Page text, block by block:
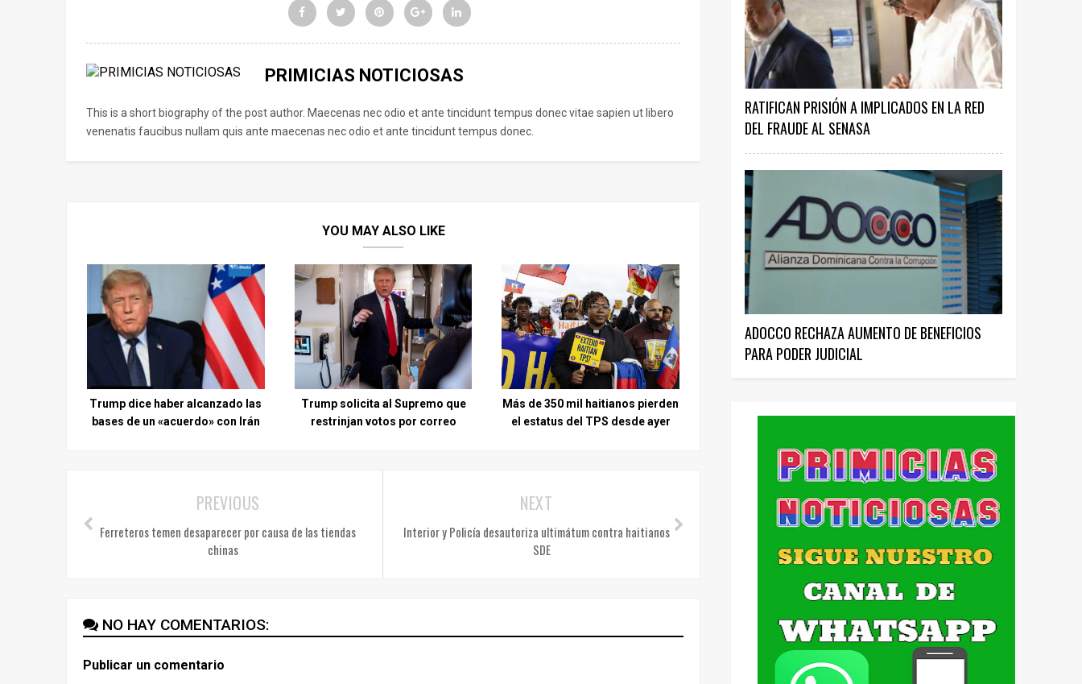
PRIMICIAS NOTICIOSAS
This is a short biography of the post author. Maecenas nec odio et ante tincidunt tempus donec vitae sapien ut libero
venenatis faucibus nullam quis ante maecenas nec odio et ante tincidunt tempus donec.
YOU MAY ALSO LIKE
Trump dice haber alcanzado las
bases de un «acuerdo» con Irán
Trump solicita al Supremo que
restrinjan votos por correo
Más de 350 mil haitianos pierden
el estatus del TPS desde ayer
NEXT
Interior y Policía desautoriza ultimátum contra haitianos
SDE
PREVIOUS
Ferreteros temen desaparecer por causa de las tiendas
chinas
NO HAY COMENTARIOS:
Publicar un comentario
RATIFICAN PRISIÓN A IMPLICADOS EN LA RED
DEL FRAUDE AL SENASA
ADOCCO RECHAZA AUMENTO DE BENEFICIOS
PARA PODER JUDICIAL